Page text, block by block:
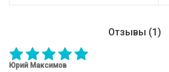
Отзывы (1)
Юрий Максимов